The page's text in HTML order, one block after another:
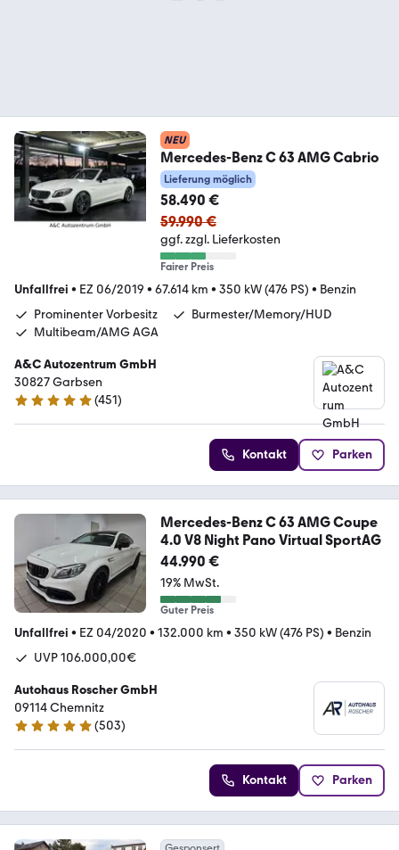
NEU
Mercedes-Benz C 63 AMG Cabrio
Lieferung möglich
58.490 €
59.990 €
ggf. zzgl. Lieferkosten
Fairer Preis
Unfallfrei • EZ 06/2019 • 67.614 km • 350 kW (476 PS) • Benzin
Prominenter Vorbesitz
Burmester/Memory/HUD
Multibeam/AMG AGA
A&C Autozentrum GmbH
30827 Garbsen
4.9 Sterne
(451)
Kontakt Parken
Mercedes-Benz C 63 AMG Coupe
4.0 V8 Night Pano Virtual SportAG
44.990 €
19% MwSt.
Guter Preis
Unfallfrei • EZ 04/2020 • 132.000 km • 350 kW (476 PS) • Benzin
UVP 106.000,00€
Autohaus Roscher GmbH
09114 Chemnitz
4.8 Sterne
(503)
Kontakt Parken